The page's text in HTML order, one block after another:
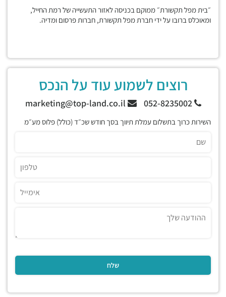
״בית מפל תקשורת״ ממוקם בכניסה לאזור התעשייה של רמת החייל,
ומאוכלס ברובו על ידי חברת מפל תקשורת, חברות פרסום ומדיה.
רוצים לשמוע עוד על הנכס
052-8235002
השירות כרוך בתשלום עמלת תיווך בסך חודש שכ״ד (כולל) פלוס מע״מ